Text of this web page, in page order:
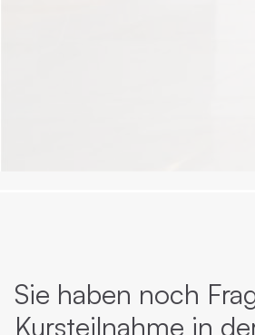
Sie haben noch
Kursteilnahme in